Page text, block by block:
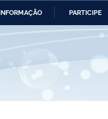
PARTICIPE
Ministério da
e dos Direitos